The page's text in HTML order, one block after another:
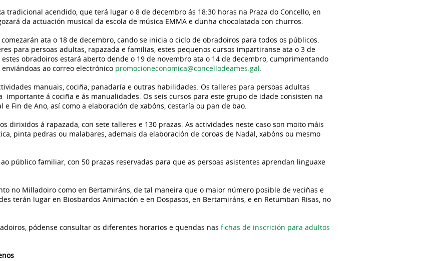
tradicional acendido, que terá lugar o 8 de decembro ás 18:30 horas na Praza do Concello, en
da actuación musical da escola de música EMMA e dunha chocolatada con churros.
ata o 18 de decembro, cando se inicia o ciclo de obradoiros para todos os públicos.
para persoas adultas, rapazada e familias, estes pequenos cursos impartiranse ata o 3 de
obradoiros estará aberto dende o 19 de novembro ata o 14 de decembro, cumprimentando
enviándoas ao correo electrónico promocioneconomica@concellodeames.gal.
manuais, cociña, panadaría e outras habilidades. Os talleres para persoas adultas
á cociña e ás manualidades. Os seis cursos para este grupo de idade consisten na
Fin de Ano, así como a elaboración de xabóns, cestaría ou pan de bao.
dirixidos á rapazada, con sete talleres e 130 prazas. As actividades neste caso son moito máis
pinta pedras ou malabares, ademais da elaboración de coroas de Nadal, xabóns ou mesmo
público familiar, con 50 prazas reservadas para que as persoas asistentes aprendan linguaxe
no Milladoiro como en Bertamiráns, de tal maneira que o maior número posible de veciñas e
terán lugar en Biosbardos Animación e en Dospasos, en Bertamiráns, e en Retumban Risas, no
pódense consultar os diferentes horarios e quendas nas fichas de inscrición para adultos